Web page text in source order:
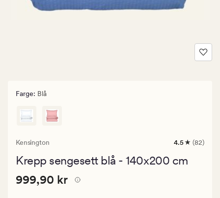
Farge: Blå
Kensington
82
med
4.5 (82)
Krepp sengesett blå - 140x200 cm
Pris
999,90
Pris 999,90 kr
999,90 kr